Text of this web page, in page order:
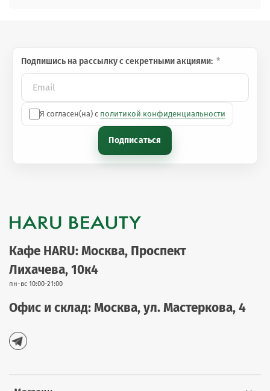
Подпишись на рассылку с секретными акциями:
Я согласен(на) с политикой конфиденциальности
Подписаться
Кафе HARU: Москва, Проспект
Лихачева, 10к4
пн-вс 10:00-21:00
Офис и склад: Москва, ул. Мастеркова, 4